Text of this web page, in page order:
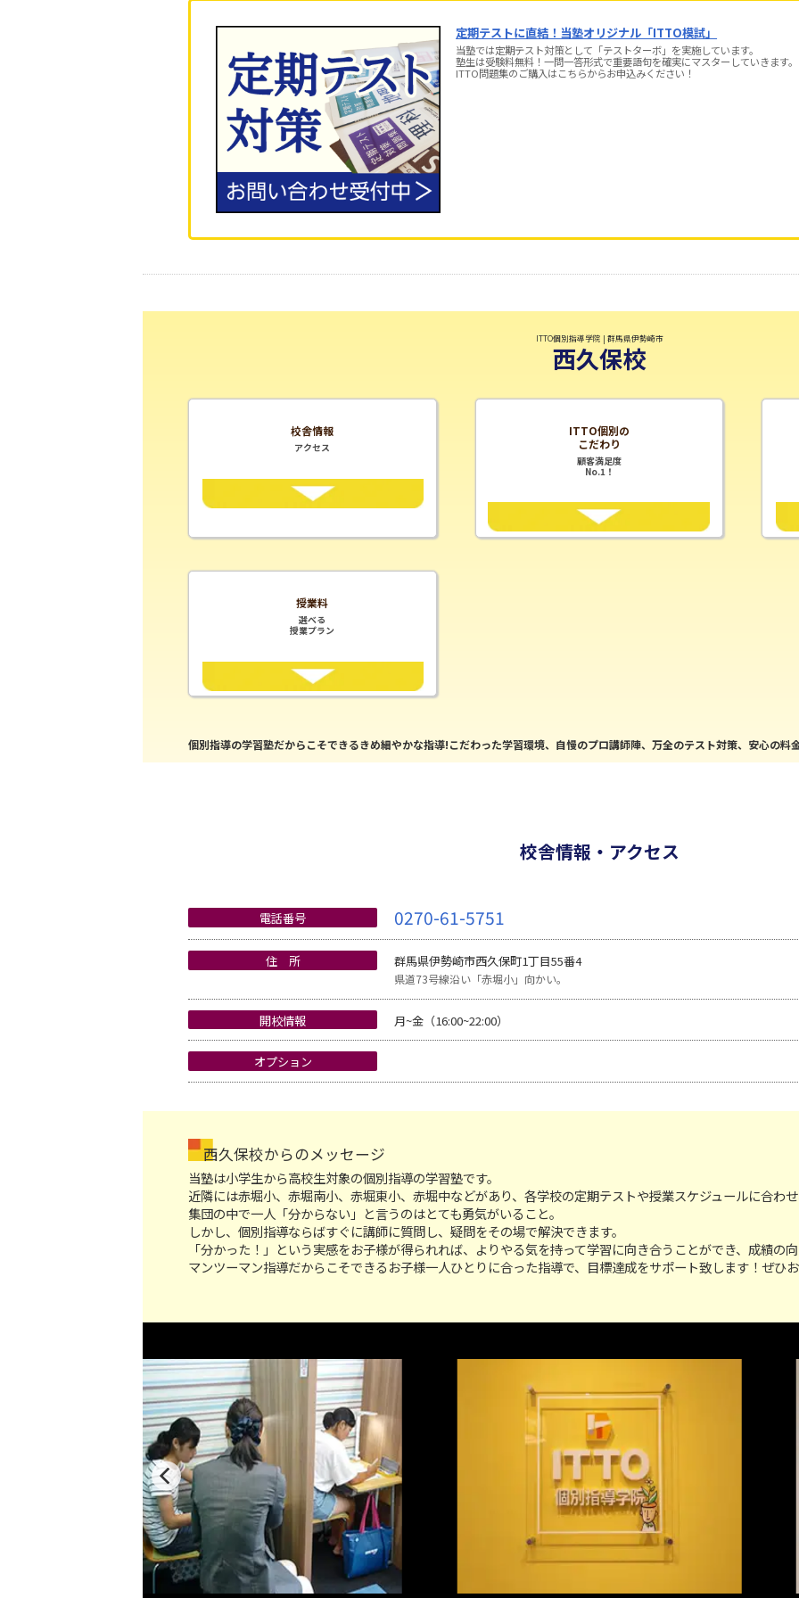
定期テストに直結！当塾オリジナル「ITTO模試」
当塾では定期テスト対策として「テストターボ」を実施しています。
塾生は受験料無料！一問一答形式で重要語句を確実にマスターしていきます。
ITTO問題集のご購入はこちらからお申込みください！
ITTO個別指導学院 | 群馬県伊勢崎市
西久保校
校舎情報
アクセス
ITTO個別の
こだわり
顧客満足度
No.1！
授業料
選べる
授業プラン
個別指導の学習塾だからこそできるきめ細やかな指導!こだわった学習環境、自慢のプロ講師陣、万全のテスト対策、安心の料
校舎情報・アクセス
電話番号 0270-61-5751
住 所 群馬県伊勢崎市西久保町1丁目55番4
県道73号線沿い「赤堀小」向かい。
開校情報 月~金（16:00~22:00）
オプション
西久保校からのメッセージ
当塾は小学生から高校生対象の個別指導の学習塾です。
近隣には赤堀小、赤堀南小、赤堀東小、赤堀中などがあり、各学校の定期テストや授業スケジュールに合わせ
集団の中で一人「分からない」と言うのはとても勇気がいること。
しかし、個別指導ならばすぐに講師に質問し、疑問をその場で解決できます。
「分かった！」という実感をお子様が得られれば、よりやる気を持って学習に向き合うことができ、成績の向
マンツーマン指導だからこそできるお子様一人ひとりに合った指導で、目標達成をサポート致します！ぜひ